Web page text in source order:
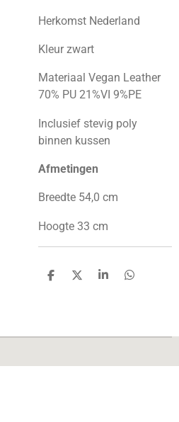
Herkomst Nederland
Kleur zwart
Materiaal Vegan Leather
70% PU 21%VI 9%PE
Inclusief stevig poly
binnen kussen
Afmetingen
Breedte 54,0 cm
Hoogte 33 cm
D
D
S
D